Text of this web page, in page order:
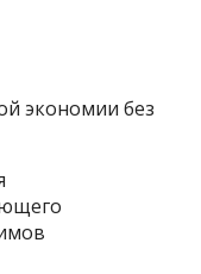
экономии без